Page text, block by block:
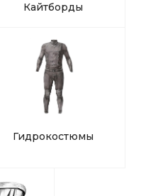
Кайтборды
Гидрокостюмы